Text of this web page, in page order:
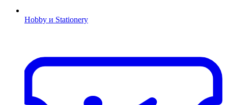
Hobby и Stationery